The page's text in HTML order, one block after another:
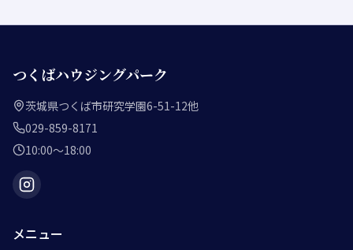
つくばハウジングパーク
茨城県つくば市研究学園6-51-12他
029-859-8171
10:00～18:00
メニュー